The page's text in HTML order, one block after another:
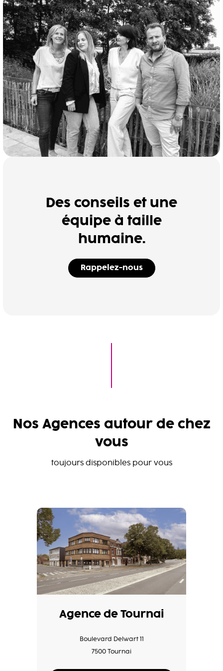
Des conseils et une
équipe à taille
humaine.
Rappelez-nous
Nos Agences autour de chez
vous
toujours disponibles pour vous
Agence de Tournai
Boulevard Delwart 11
7500 Tournai